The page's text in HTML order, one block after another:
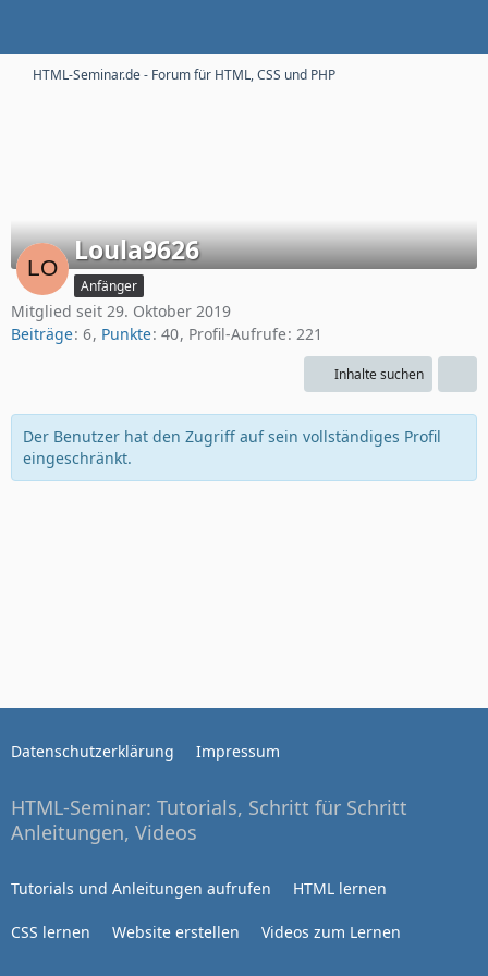
HTML-Seminar.de - Forum für HTML, CSS und PHP
Loula9626
Anfänger
Mitglied seit 29. Oktober 2019
Beiträge 6 Punkte 40 Profil-Aufrufe 221
Inhalte suchen
Der Benutzer hat den Zugriff auf sein vollständiges Profil
eingeschränkt.
Datenschutzerklärung Impressum
HTML-Seminar: Tutorials, Schritt für Schritt
Anleitungen, Videos
Tutorials und Anleitungen aufrufen HTML lernen
CSS lernen Website erstellen Videos zum Lernen